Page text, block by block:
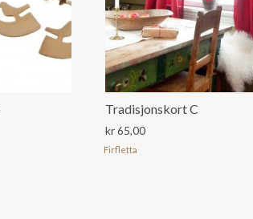
Tradisjonskort C
kr65,00
Firfletta